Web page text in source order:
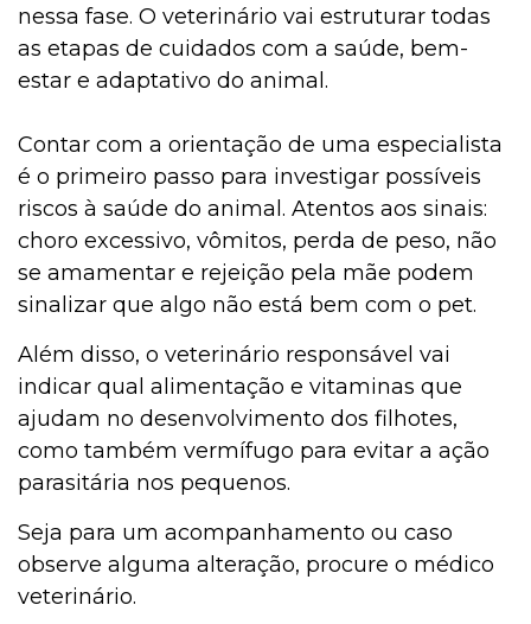
nessa fase. O veterinário vai estruturar todas
as etapas de cuidados com a saúde, bem-
estar e adaptativo do animal.
Contar com a orientação de uma especialista
é o primeiro passo para investigar possíveis
riscos à saúde do animal. Atentos aos sinais:
choro excessivo, vômitos, perda de peso, não
se amamentar e rejeição pela mãe podem
sinalizar que algo não está bem com o pet.
Além disso, o veterinário responsável vai
indicar qual alimentação e vitaminas que
ajudam no desenvolvimento dos filhotes,
como também vermífugo para evitar a ação
parasitária nos pequenos.
Seja para um acompanhamento ou caso
observe alguma alteração, procure o médico
veterinário.